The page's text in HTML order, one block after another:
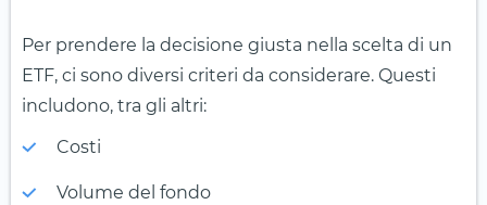
Per prendere la decisione giusta nella scelta di un
ETF, ci sono diversi criteri da considerare. Questi
includono, tra gli altri:
Costi
Volume del fondo